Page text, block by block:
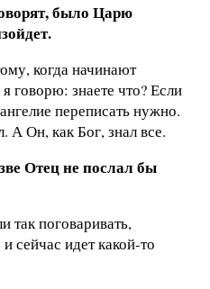
было Царю
когда начинают
говорю: знаете что? Если
переписать нужно.
А Он, как Бог, знал все.
Отец не послал бы
так поговаривать,
сейчас идет какой-то